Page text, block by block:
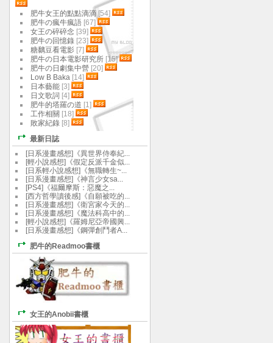
肥牛女王的點點滴滴[54]
肥牛の瘋牛瘋語 [67]
女王の碎碎念 [39]
肥牛の回憶錄 [23]
糖黐豆看電影 [7]
肥牛の日本電影研究所 [15]
肥牛の日劇集中營 [20]
Low B Baka [14]
日本藝能 [3]
日文歌詞 [4]
肥牛的塔羅の道 [1]
工作相關 [18]
敗家紀錄 [8]
最新日誌
[日系漫畫感想]《異世界侍奉紀...
[輕小說感想]《假定反派千金似...
[日系輕小說感想]《無職轉生~...
[日系漫畫感想]《神言少女sa...
[PS4]《福爾摩斯：惡魔之...
[西方哲學讀後感]《自願被吃的...
[日系漫畫感想]《衛宮家今天的...
[日系漫畫感想]《魔法科高中的...
[輕小說感想]《羅姆尼亞帝國興...
[日系漫畫感想]《鋼彈創鬥者A...
肥牛的Readmoo書櫃
女王的Anobii書櫃